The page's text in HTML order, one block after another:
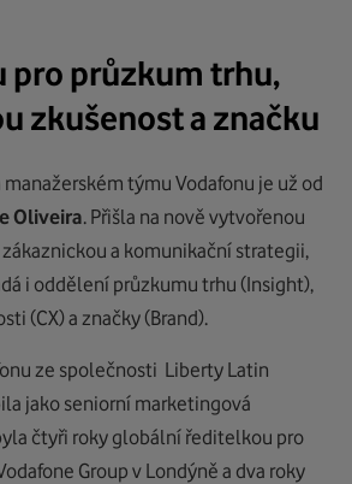
pro průzkum trhu,
zkušenost a značku
týmu Vodafonu je už od
Oliveira. Přišla na nově vytvořenou
a komunikační strategii,
i oddělení průzkumu trhu (Insight),
(CX) a značky (Brand).
ze společnosti Liberty Latin
jako seniorní marketingová
čtyři roky globální ředitelkou pro
Group v Londýně a dva roky